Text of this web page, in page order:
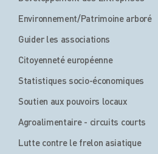
Environnement/Patrimoine arboré
Guider les associations
Citoyenneté européenne
Statistiques socio-économiques
Soutien aux pouvoirs locaux
Agroalimentaire - circuits courts
Lutte contre le frelon asiatique